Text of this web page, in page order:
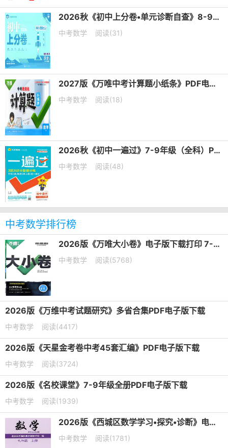
2026秋《初中上分卷•单元诊断自查》8-9年级上册PDF电子版下载
中考数学 阅读(31)
2027版《万唯中考计算题小纸条》PDF电子版下载
中考数学 阅读(18)
2026秋《初中一遍过》7-9年级（全科）PDF电子版下载 2027版
中考数学 阅读(48)
中考数学排行榜
2026版《万唯大小卷》电子版下载打印 7-9年级
中考数学 阅读(5768)
2026版《万维中考试题研究》多省合集PDF电子版下载
中考数学 阅读(4417)
2026版《天星金考卷中考45套汇编》PDF电子版下载
中考数学 阅读(3724)
2026版《名校课堂》7-9年级全册PDF电子版下载
中考数学 阅读(1939)
2026版《西城区数学学习•探究•诊断》电子版下载打印
中考数学 阅读(1781)